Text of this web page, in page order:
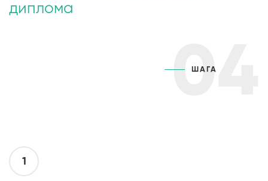
диплома
04
ШАГА
1